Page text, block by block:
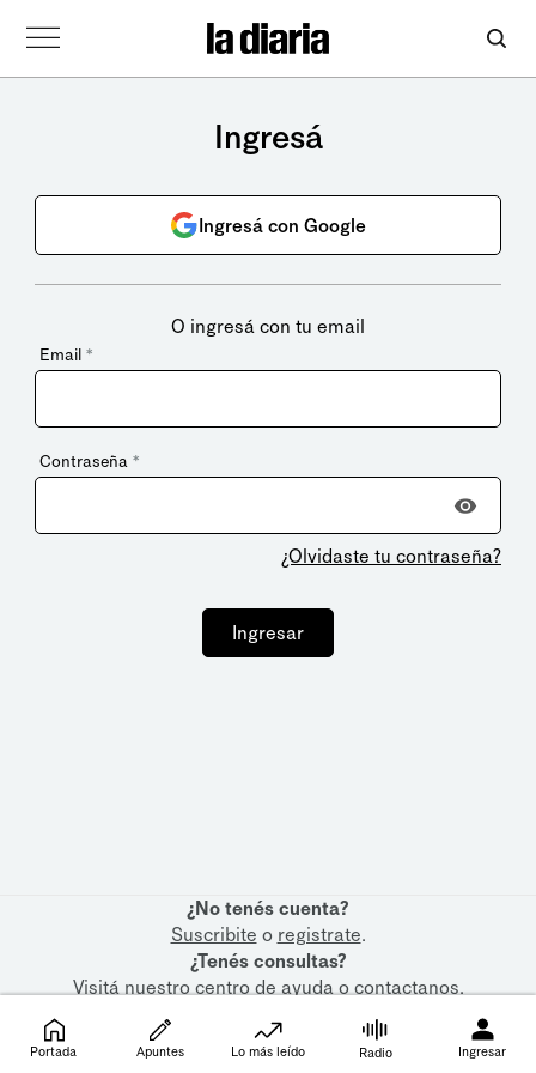
Ingresá
Ingresá con Google
O ingresá con tu email
Email *
Contraseña *
¿Olvidaste tu contraseña?
Ingresar
¿No tenés cuenta?
Suscribite o registrate.
¿Tenés consultas?
Visitá nuestrocentro de ayudaocontactanos.
Portada Apuntes Lo más leído Radio Ingresar